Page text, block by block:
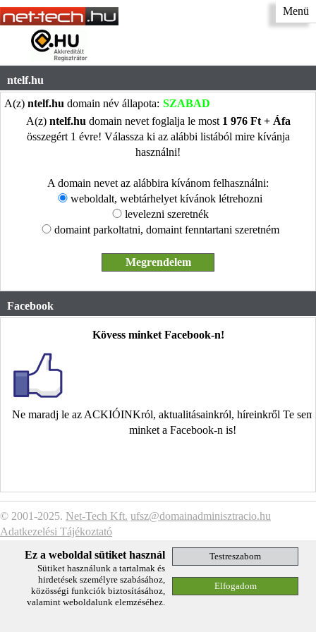
Menü
ntelf.hu
A(z) ntelf.hu domain név állapota: SZABAD
A(z) ntelf.hu domain nevet foglalja le most 1 976 Ft + Áfa
összegért 1 évre! Válassza ki az alábbi listából mire kívánja
használni!
A domain nevet az alábbira kívánom felhasználni:
weboldalt, webtárhelyet kívánok létrehozni
levelezni szeretnék
domaint parkoltatni, domaint fenntartani szeretném
Facebook
Kövess minket Facebook-n!
Ne maradj le az ACKIÓINKról, aktualitásainkról, híreinkről Te
minket a Facebook-n is!
© 2001-2025. Net-Tech Kft. ufsz@domainadminisztracio.hu
Adatkezelési Tájékoztató
Ez a weboldal sütiket használ
Sütiket használunk a tartalmak és
hirdetések személyre szabásához,
közösségi funkciók biztosításához,
valamint weboldalunk elemzéséhez.